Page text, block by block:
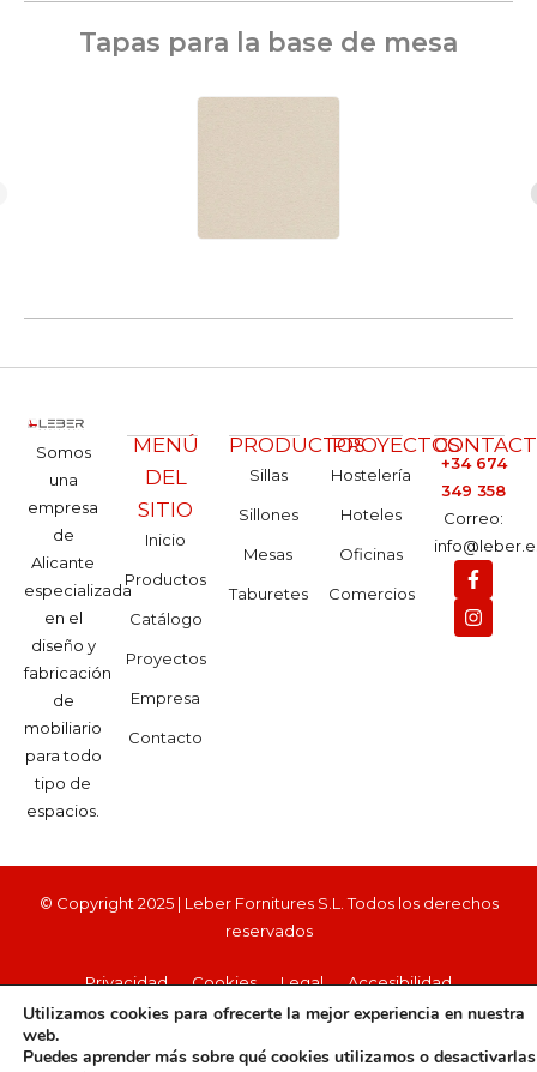
Tapas para la base de mesa
Somos
una
empresa
de
Alicante
especializada
en el
diseño y
fabricación
de
mobiliario
para todo
tipo de
espacios.
MENÚ
DEL
SITIO
Inicio
Productos
Catálogo
Proyectos
Empresa
Contacto
PRODUCTOS
Sillas
Sillones
Mesas
Taburetes
PROYECTOS
Hostelería
Hoteles
Oficinas
Comercios
+34 674
349 358
Correo:
© Copyright 2025 | Leber Fornitures S.L. Todos los derechos
reservados
Privacidad Cookies Legal Accesibilidad
Utilizamos cookies para ofrecerte la mejor experiencia en nuestra
web.
Puedes aprender más sobre qué cookies utilizamos o desactivarlas